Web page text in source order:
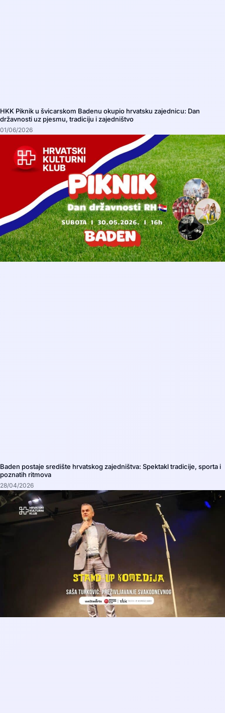
HKK Piknik u švicarskom Badenu okupio hrvatsku zajednicu: Dan
državnosti uz pjesmu, tradiciju i zajedništvo
01/06/2026
Baden postaje središte hrvatskog zajedništva: Spektakl tradicije, sporta i
poznatih ritmova
28/04/2026